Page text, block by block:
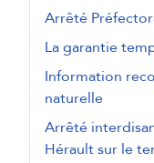
Arrêté
La garantie
Information
naturelle
Arrêté
Hérault sur le